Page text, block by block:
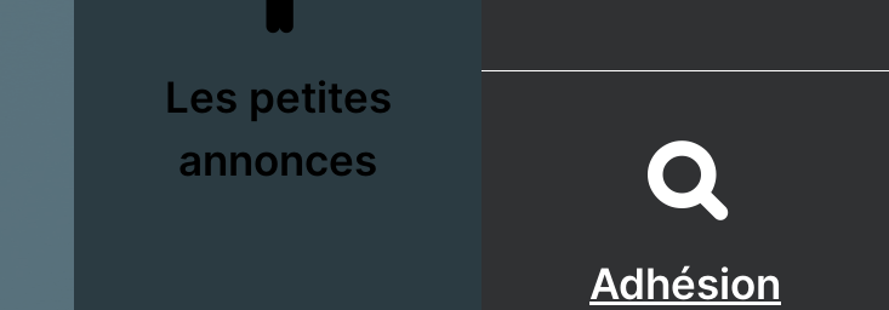
Les petites
annonces
Adhésion